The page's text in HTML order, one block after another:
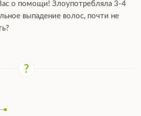
о помощи! Злоупотребляла 3-4
выпадение волос, почти не